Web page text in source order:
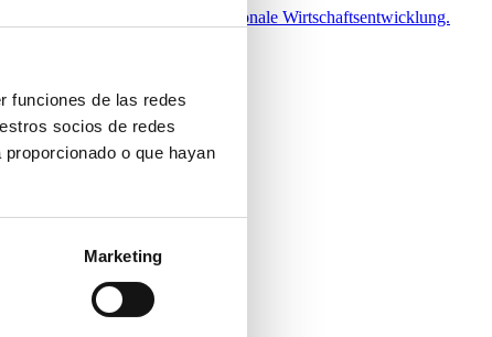
funciones de las redes
socios de redes
o que hayan
Marketing
Fachkräftesicherung sowie regionale Wirtschaftsentwicklung.